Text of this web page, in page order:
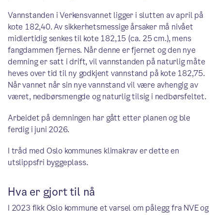
Vannstanden i Verkensvannet ligger i slutten av april på
kote 182,40. Av sikkerhetsmessige årsaker må nivået
midlertidig senkes til kote 182,15 (ca. 25 cm.), mens
fangdammen fjernes. Når denne er fjernet og den nye
demning er satt i drift, vil vannstanden på naturlig måte
heves over tid til ny godkjent vannstand på kote 182,75.
Når vannet når sin nye vannstand vil være avhengig av
været, nedbørsmengde og naturlig tilsig i nedbørsfeltet.
Arbeidet på demningen har gått etter planen og ble
ferdig i juni 2026.
I tråd med Oslo kommunes klimakrav er dette en
utslippsfri byggeplass.
Hva er gjort til nå
I 2023 fikk Oslo kommune et varsel om pålegg fra NVE og